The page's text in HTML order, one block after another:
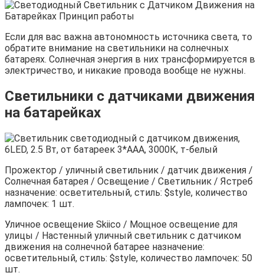
Если для вас важна автономность источника света, то
обратите внимание на светильники на солнечных
батареях. Солнечная энергия в них трансформируется в
электричество, и никакие провода вообще не нужны.
Светильники с датчиками движения
на батарейках
Прожектор / уличный светильник / датчик движения /
Солнечная батарея / Освещение / Светильник / Ястреб
назначение: осветительный, стиль: $style, количество
лампочек: 1 шт.
Уличное освещение Skiico / Мощное освещение для
улицы / Настенный уличный светильник с датчиком
движения на солнечной батарее назначение:
осветительный, стиль: $style, количество лампочек: 50
шт.